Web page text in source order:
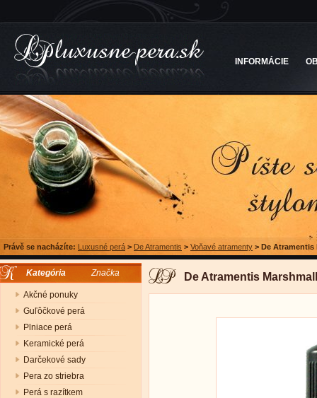
INFORMÁCIE
Právě se nacházíte: Luxusné perá > De Atramentis > Voňavé atramenty > De Atramentis
Kategória Značka
Akčné ponuky
Guľôčkové perá
Plniace perá
Keramické perá
Darčekové sady
Pera zo striebra
Perá s razítkem
De Atramentis